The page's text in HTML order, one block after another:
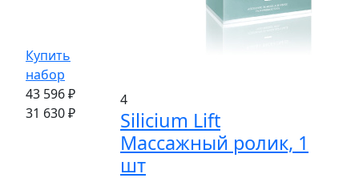
Купить
набор
43 596 ₽
31 630 ₽
4
Silicium Lift
Массажный ролик, 1
шт